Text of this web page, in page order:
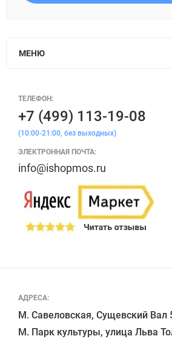
МЕНЮ
АДРЕСА:
М. Савеловская, Сущевский Вал
М. Парк культуры, улица Льва
ТЕЛЕФОН:
+7 (499) 113-19-08
(10:00-21:00, без выходных)
ЭЛЕКТРОННАЯ ПОЧТА:
info@ishopmos.ru